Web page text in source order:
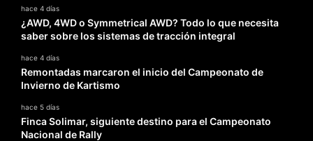
hace 4 días
¿AWD, 4WD o Symmetrical AWD? Todo lo que necesita
saber sobre los sistemas de tracción integral
hace 4 días
Remontadas marcaron el inicio del Campeonato de
Invierno de Kartismo
hace 5 días
Finca Solimar, siguiente destino para el Campeonato
Nacional de Rally